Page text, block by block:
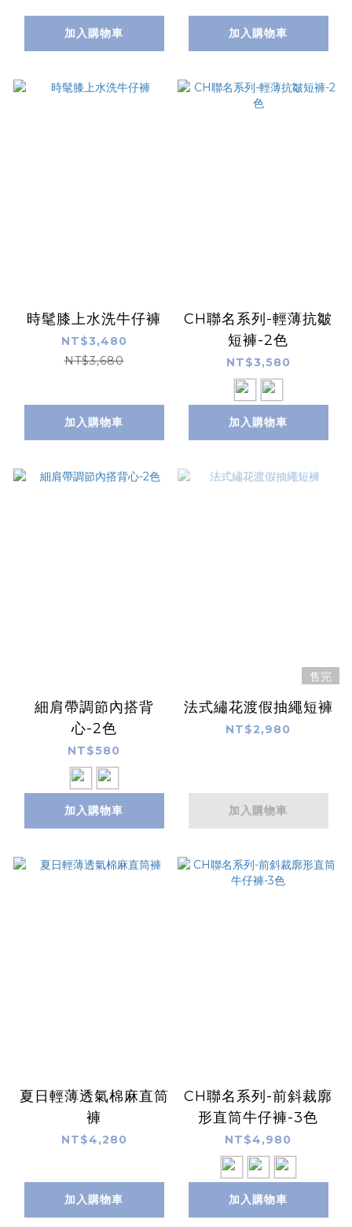
加入購物車 加入購物車
時髦膝上水洗牛仔褲
NT$3,480
NT$3,680
加入購物車
CH聯名系列-輕薄抗皺
短褲-2色
NT$3,580
加入購物車
細肩帶調節內搭背
心-2色
NT$580
加入購物車
售完
法式繡花渡假抽繩短褲
NT$2,980
加入購物車
夏日輕薄透氣棉麻直筒
褲
NT$4,280
加入購物車
CH聯名系列-前斜裁廓
形直筒牛仔褲-3色
NT$4,980
加入購物車